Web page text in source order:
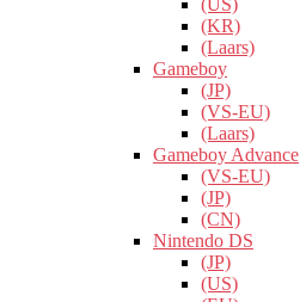
(US)
(KR)
(Laars)
Gameboy
(JP)
(VS-EU)
(Laars)
Gameboy Advance
(VS-EU)
(JP)
(CN)
Nintendo DS
(JP)
(US)